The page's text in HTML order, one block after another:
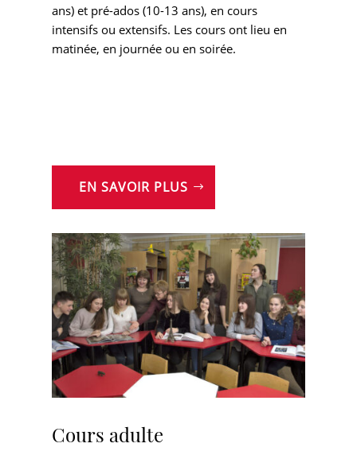
ans) et pré-ados (10-13 ans), en cours
intensifs ou extensifs. Les cours ont lieu en
matinée, en journée ou en soirée.
EN SAVOIR PLUS
Cours adulte